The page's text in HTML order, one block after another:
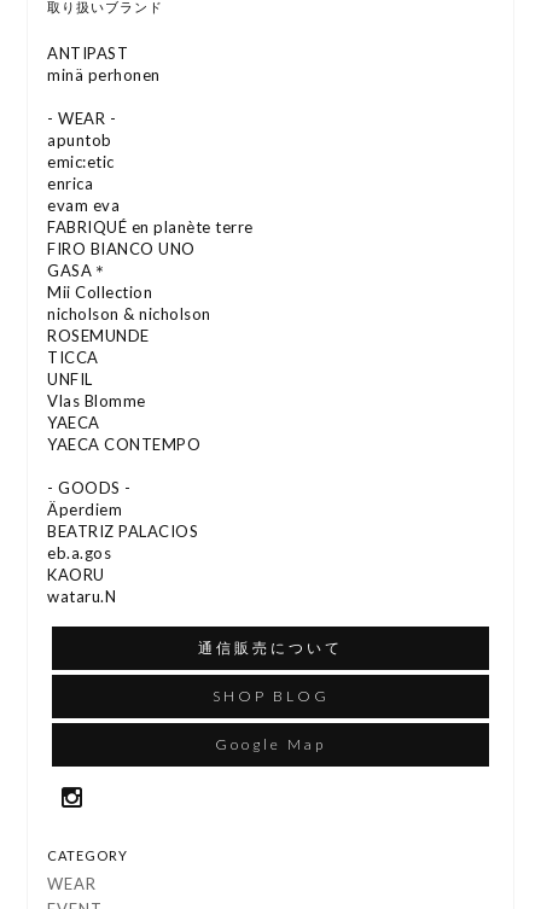
取り扱いブランド
ANTIPAST
minä perhonen
- WEAR -
apuntob
emic:etic
enrica
evam eva
FABRIQUÉ en planète terre
FIRO BIANCO UNO
GASA＊
Mii Collection
nicholson & nicholson
ROSEMUNDE
TICCA
UNFIL
Vlas Blomme
YAECA
YAECA CONTEMPO
- GOODS -
Äperdiem
BEATRIZ PALACIOS
eb.a.gos
KAORU
wataru.N
通信販売について
SHOP BLOG
Google Map
CATEGORY
WEAR